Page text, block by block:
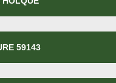
59143